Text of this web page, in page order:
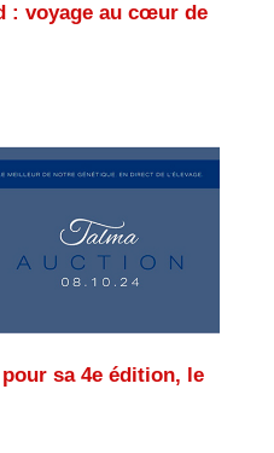
: voyage au cœur de
sa 4e édition, le